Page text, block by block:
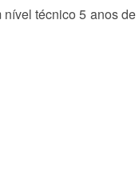
técnico 5 anos